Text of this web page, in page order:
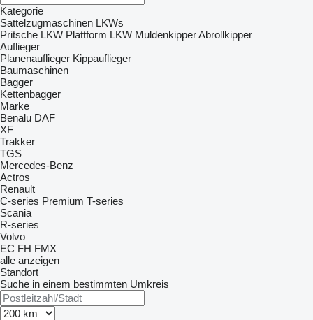
Kategorie
Sattelzugmaschinen LKWs
Pritsche LKW Plattform LKW MuldenkipperAbrollkipper
Auflieger
Planenauflieger Kippauflieger
Baumaschinen
Bagger
Kettenbagger
Marke
Benalu DAF
XF
Trakker
TGS
Mercedes-Benz
Actros
Renault
C-series Premium T-series
Scania
R-series
Volvo
EC FH FMX
alle anzeigen
Standort
Suche in einem bestimmten Umkreis